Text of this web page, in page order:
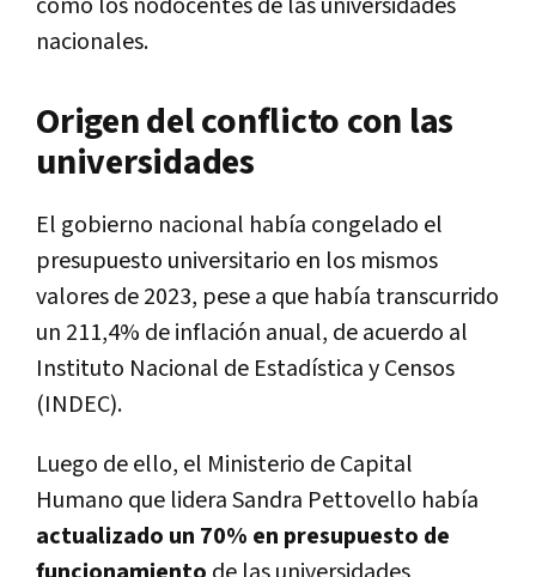
nacionales.
Origen del conflicto con las
universidades
El gobierno nacional había congelado el
presupuesto universitario en los mismos
valores de 2023, pese a que había transcurrido
un 211,4% de inflación anual, de acuerdo al
Instituto Nacional de Estadística y Censos
(INDEC).
Luego de ello, el Ministerio de Capital
Humano que lidera Sandra Pettovello había
actualizado un 70% en presupuesto de